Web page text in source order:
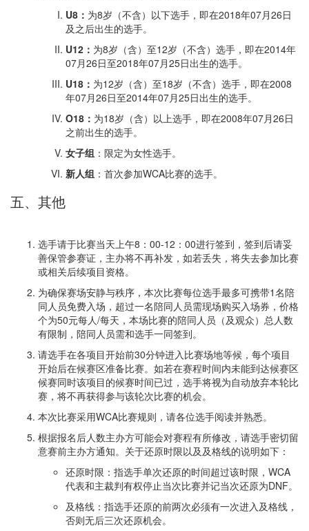
U8： 为8岁（不含）以下选手，即在2018年07月26日
及之后出生的选手。
U12： 为8岁（含）至12岁（不含）选手，即在2014年
07月26日至2018年07月25日出生的选手。
U18： 为12岁（含）至18岁（不含）选手，即在2008
年07月26日至2014年07月25日出生的选手。
O18： 为18岁（含）以上选手，即在2008年07月26日
之前出生的选手。
女子组 ：限定为女性选手。
新人组 ：首次参加WCA比赛的选手。
五、其他
选手请于比赛当天上午8：00-12：00进行签到，签到后请妥
善保管参赛证，主办将不再补发，如若丢失，将失去参加比赛
或相关后续项目资格。
为确保赛场安静与秩序，本次比赛每位选手最多可携带1名陪
同人员免费入场，超过一名陪同人员需现场购买入场券，价格
个为50元每人/每天，本场比赛的陪同人员（及观众）总人数
有限制，陪同人员需和选手一同签到。
请选手在各项目开始前30分钟进入比赛场地等候，每个项目
开始后在候赛区准备比赛。如若在赛程时间内未能到达候赛区
候赛同时该项目的候赛时间已过，选手将视为自动放弃本轮比
赛，将不再获得参与该轮次比赛的机会。
本次比赛采用WCA比赛规则，请各位选手阅读并熟悉。
根据报名后人数主办方可能会对赛程有所修改，请选手密切留
意赛前主办方通知。关于还原时限以及及格线的说明如下：
还原时限：指选手单次还原的时间超过该时限，WCA
代表和主裁判有权停止当次比赛并记当次还原为DNF。
及格线：指选手还原的前两次必须有一次进入及格线，
否则无后三次还原机会。